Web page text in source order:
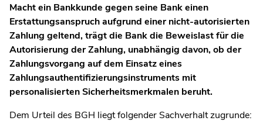
Macht ein Bankkunde gegen seine Bank einen
Erstattungsanspruch aufgrund einer nicht-autorisierten
Zahlung geltend, trägt die Bank die Beweislast für die
Autorisierung der Zahlung, unabhängig davon, ob der
Zahlungsvorgang auf dem Einsatz eines
Zahlungsauthentifizierungsinstruments mit
personalisierten Sicherheitsmerkmalen beruht.
Dem Urteil des BGH liegt folgender Sachverhalt zugrunde: